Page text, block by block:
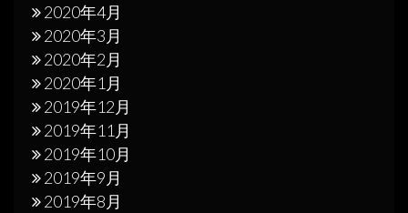
2020年4月
2020年3月
2020年2月
2020年1月
2019年12月
2019年11月
2019年10月
2019年9月
2019年8月